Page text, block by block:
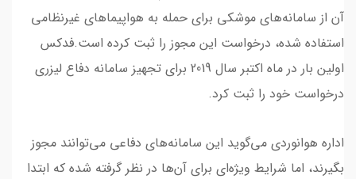
آن از سامانه‌های موشکی برای حمله به هواپیماهای غیرنظامی
استفاده شده، درخواست این مجوز را ثبت کرده است.فدکس
اولین بار در ماه اکتبر سال 2019 برای تجهیز سامانه دفاع لیزری
درخواست خود را ثبت کرد.
اداره هوانوردی می‌گوید این سامانه‌های دفاعی می‌توانند مجوز
بگیرند، اما شرایط ویژه‌ای برای آن‌ها در نظر گرفته شده که ابتدا